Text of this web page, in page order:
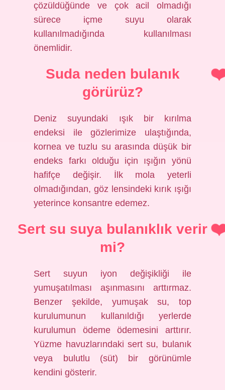
çözüldüğünde ve çok acil olmadığı
sürece içme suyu olarak
kullanılmadığında kullanılması
önemlidir.
Suda neden bulanık
görürüz?
Deniz suyundaki ışık bir kırılma
endeksi ile gözlerimize ulaştığında,
kornea ve tuzlu su arasında düşük bir
endeks farkı olduğu için ışığın yönü
hafifçe değişir. İlk mola yeterli
olmadığından, göz lensindeki kırık ışığı
yeterince konsantre edemez.
Sert su suya bulanıklık verir
mi?
Sert suyun iyon değişikliği ile
yumuşatılması aşınmasını arttırmaz.
Benzer şekilde, yumuşak su, top
kurulumunun kullanıldığı yerlerde
kurulumun ödeme ödemesini arttırır.
Yüzme havuzlarındaki sert su, bulanık
veya bulutlu (süt) bir görünümle
kendini gösterir.